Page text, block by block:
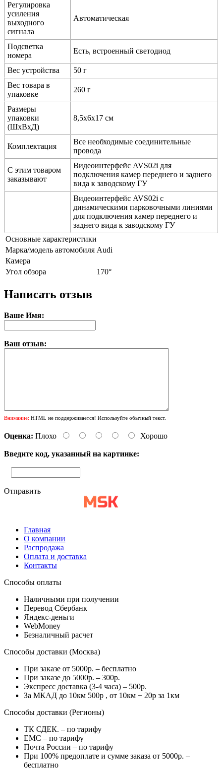
Регулировка
усиления
выходного
сигнала
Автоматическая
Подсветка
номера
Есть, встроенный светодиод
Вес устройства
50 г
Вес товара в
упаковке
260 г
Размеры
упаковки
(ШхВхД)
8,5x6x17 см
Комплектация
Все необходимые соединительные
провода
C этим товаром
заказывают
Видеоинтерфейс AVS02i для
подключения камер переднего и заднего
вида к заводскому ГУ
Видеоинтерфейс AVS02i с
динамическими парковочными линиями
для подключения камер переднего и
заднего вида к заводскому ГУ
Основные характеристики
Марка/модель автомобиля Audi
Камера
Угол обзора
170°
Написать отзыв
Ваше Имя:
Ваш отзыв:
Внимание: HTML не поддерживается! Используйте обычный текст.
Оценка: Плохо Хорошо
Введите код, указанный на картинке:
Отправить
Главная
О компании
Распродажа
Оплата и доставка
Контакты
Способы оплаты
Наличными при получении
Перевод Сбербанк
Яндекс-деньги
WebMoney
Безналичный расчет
Способы доставки (Москва)
При заказе от 5000р. – бесплатно
При заказе до 5000р. – 300р.
Экспресс доставка (3-4 часа) – 500р.
За МКАД до 10км 500р , от 10км + 20р за 1км
Способы доставки (Регионы)
ТК СДЕК. – по тарифу
EMC – по тарифу
Почта России – по тарифу
При 100% предоплате и сумме заказа от 5000р. –
бесплатно